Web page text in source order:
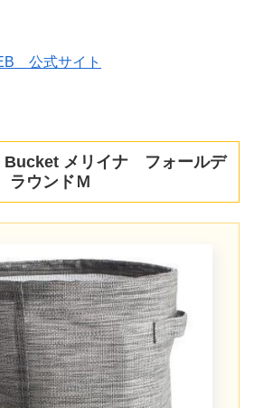
公式サイト
メリイナ フォールデ
ラウンドＭ